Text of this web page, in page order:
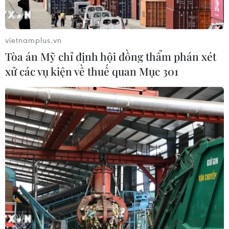
05/08/2026 14:57
Quy định mới về thủ tục hành chính
theo cơ chế một cửa, một cửa liên
thông
05/08/2026 14:57
Xem thêm
CƠ QUAN CHỦ QUẢN: THÔNG TẤN XÃ VIỆT NAM
Tổng Biên tập: TRẦN TIẾN DUẨN
vietnamplus.vn
Tòa án Mỹ chỉ định hội đồng thẩm phán xét
xử các vụ kiện về thuế quan Mục 301